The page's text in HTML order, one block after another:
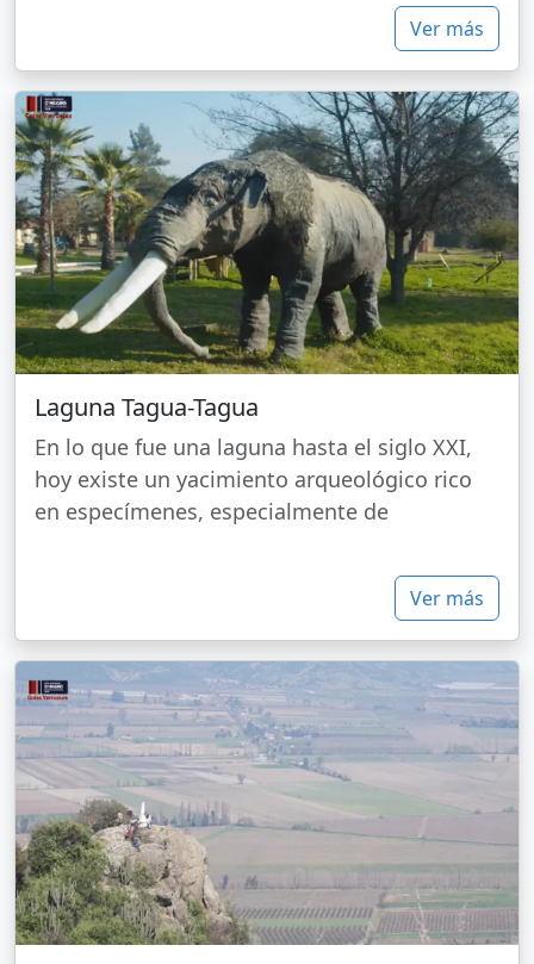
Ver más
Laguna Tagua-Tagua
En lo que fue una laguna hasta el siglo XXI,
hoy existe un yacimiento arqueológico rico
en especímenes, especialmente de
Ver más